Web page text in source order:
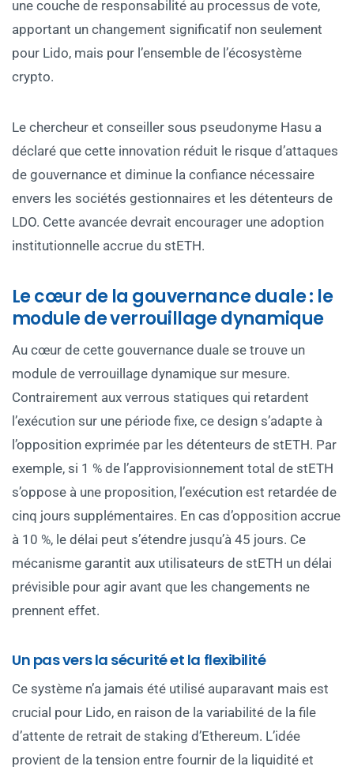
une couche de responsabilité au processus de vote,
apportant un changement significatif non seulement
pour Lido, mais pour l’ensemble de l’écosystème
crypto.
Le chercheur et conseiller sous pseudonyme Hasu a
déclaré que cette innovation réduit le risque d’attaques
de gouvernance et diminue la confiance nécessaire
envers les sociétés gestionnaires et les détenteurs de
LDO. Cette avancée devrait encourager une adoption
institutionnelle accrue du stETH.
Le cœur de la gouvernance duale : le
module de verrouillage dynamique
Au cœur de cette gouvernance duale se trouve un
module de verrouillage dynamique sur mesure.
Contrairement aux verrous statiques qui retardent
l’exécution sur une période fixe, ce design s’adapte à
l’opposition exprimée par les détenteurs de stETH. Par
exemple, si 1 % de l’approvisionnement total de stETH
s’oppose à une proposition, l’exécution est retardée de
cinq jours supplémentaires. En cas d’opposition accrue
à 10 %, le délai peut s’étendre jusqu’à 45 jours. Ce
mécanisme garantit aux utilisateurs de stETH un délai
prévisible pour agir avant que les changements ne
prennent effet.
Un pas vers la sécurité et la flexibilité
Ce système n’a jamais été utilisé auparavant mais est
crucial pour Lido, en raison de la variabilité de la file
d’attente de retrait de staking d’Ethereum. L’idée
provient de la tension entre fournir de la liquidité et